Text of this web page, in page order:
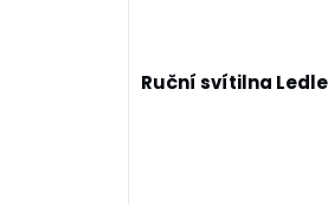
Ruční svítilna